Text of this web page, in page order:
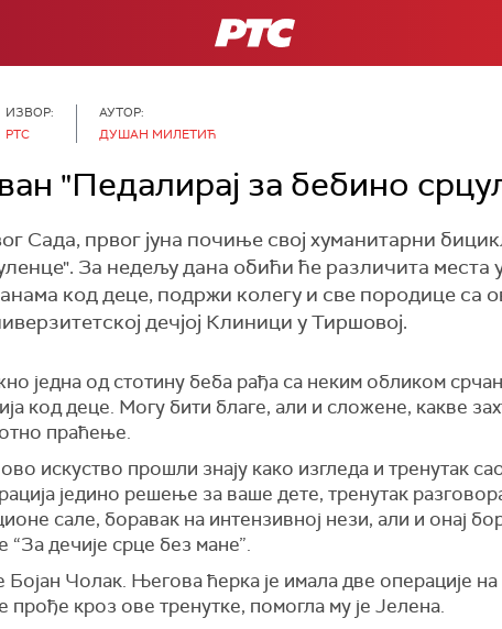
РТС
ИЗВОР:
РТС
АУТОР:
ДУШАН МИЛЕТИЋ
"Педалирај за бебино
Сада, првог јуна почиње свој хуманитарни
За недељу дана обићи ће различита места
код деце, подржи колегу и све породице са
дечјој Клиници у Тиршовој.
једна од стотину беба рађа са неким обликом
код деце. Могу бити благе, али и сложене, какве
праћење.
искуство прошли знају како изгледа и тренутак
једино решење за ваше дете, тренутак
сале, боравак на интензивној нези, али и онај
дечије срце без мане”.
Чолак. Његова ћерка је имала две операције
кроз ове тренутке, помогла му је Јелена.